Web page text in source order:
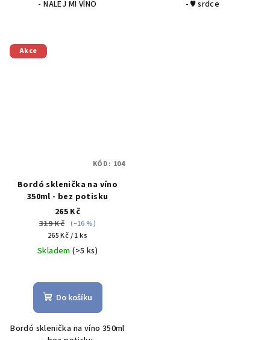
5
- NALEJ MI VÍNO - ♥ srdce
Akce
Bordó sklenička na víno
350ml - bez potisku
265 Kč
319 Kč (–16 %)
Měrná
cena:
265 Kč / 1 ks
Skladem(>5 ks)
Do košíku
Bordó sklenička na víno 350ml
KÓD: 104